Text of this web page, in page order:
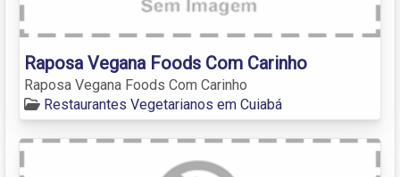
Raposa Vegana Foods Com Carinho
Raposa Vegana Foods Com Carinho
Restaurantes Vegetarianos em Cuiabá